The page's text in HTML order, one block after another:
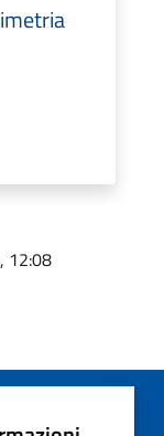
12:08